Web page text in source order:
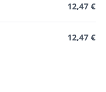
12,47 €
12,47 €